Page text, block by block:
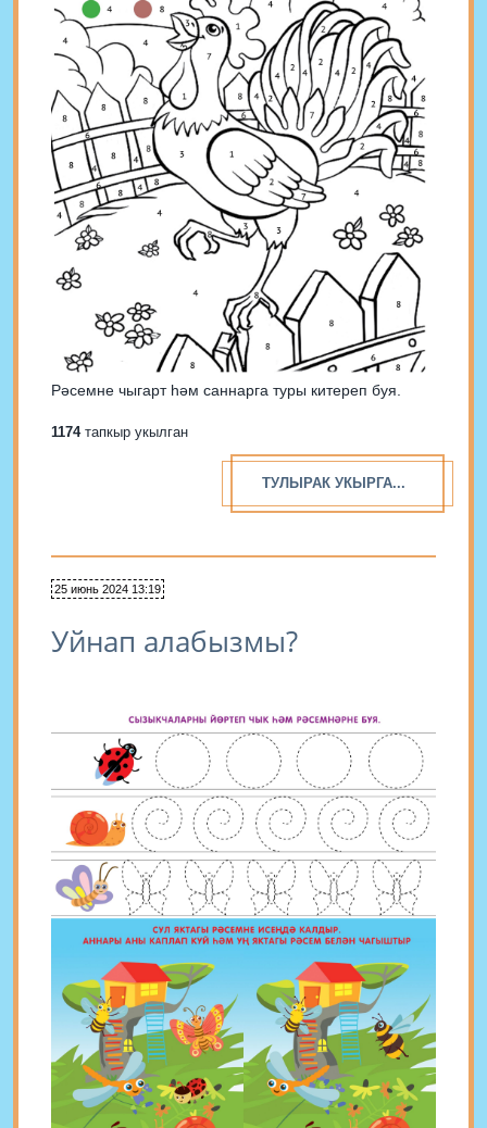
Рәсемне чыгарт һәм саннарга туры китереп буя.
1174тапкыр укылган
ТУЛЫРАК УКЫРГА...
25 июнь 2024 13:19
Уйнап алабызмы?